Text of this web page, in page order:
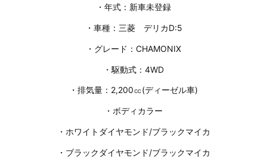
・年式：新車未登録
・車種：三菱 デリカD:5
・グレード：CHAMONIX
・駆動式：4WD
・排気量：2,200㏄(ディーゼル車)
・ボディカラー
・ホワイトダイヤモンド/ブラックマイカ
・ブラックダイヤモンド/ブラックマイカ